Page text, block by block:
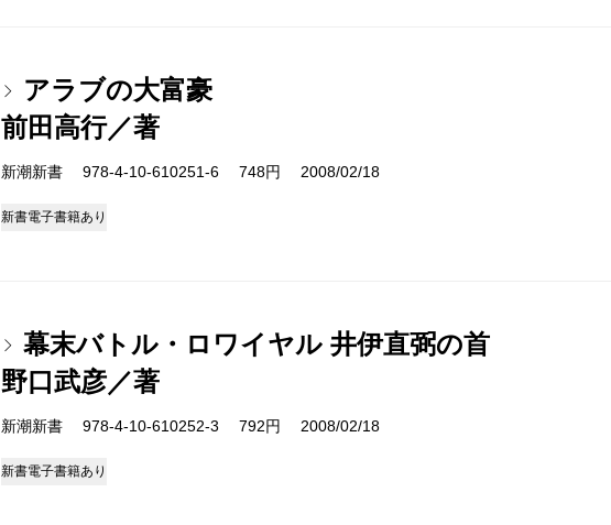
アラブの大富豪
前田高行／著
新潮新書 978-4-10-610251-6 748円 2008/02/18
新書電子書籍あり
幕末バトル・ロワイヤル 井伊直弼の首
野口武彦／著
新潮新書 978-4-10-610252-3 792円 2008/02/18
新書電子書籍あり